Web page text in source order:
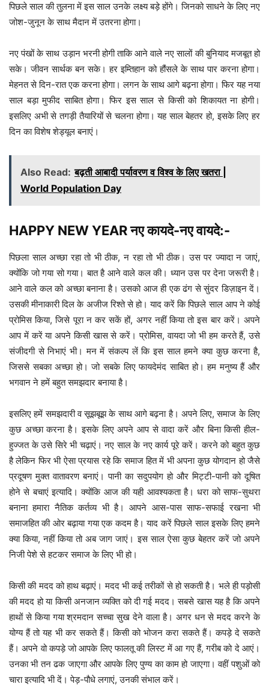
पिछले साल की तुलना में इस साल उनके लक्ष्य बड़े होंगे। जिनको साधने के लिए नए
जोश-जुनून के साथ मैदान में उतरना होगा।
नए पंखों के साथ उड़ान भरनी होगी ताकि आने वाले नए सालों की बुनियाद मजबूत हो
सके। जीवन सार्थक बन सके। हर इम्तिहान को हौंसले के साथ पार करना होगा।
मेहनत से दिन-रात एक करना होगा। लगन के साथ आगे बढ़ना होगा। फिर यह नया
साल बड़ा मुफीद साबित होगा। फिर इस साल से किसी को शिकायत ना होगी।
इसलिए अभी से तगड़ी तैयारियों से चलना होगा। यह साल बेहतर हो, इसके लिए हर
दिन का विशेष शेड्यूल बनाएं।
Also Read: बढ़ती आबादी पर्यावरण व विश्व के लिए खतरा |
World Population Day
HAPPY NEW YEAR नए कायदे-नए वायदे:-
पिछला साल अच्छा रहा तो भी ठीक, न रहा तो भी ठीक। उस पर ज्यादा न जाएं,
क्योंकि जो गया सो गया। बात है आने वाले कल की। ध्यान उस पर देना जरूरी है।
आने वाले कल को अच्छा बनाना है। उसको आज ही एक ढंग से सुंदर डिज़ाइन दें।
उसकी मीनाकारी दिल के अजीज रिश्ते से हो। याद करें कि पिछले साल आप ने कोई
प्रोमिस किया, जिसे पूरा न कर सकें हों, अगर नहीं किया तो इस बार करें। अपने
आप में करें या अपने किसी खास से करें। प्रोमिस, वायदा जो भी हम करते हैं, उसे
संजीदगी से निभाएं भी। मन में संकल्प लें कि इस साल हमने क्या कुछ करना है,
जिससे सबका अच्छा हो। जो सबके लिए फायदेमंद साबित हो। हम मनुष्य हैं और
भगवान ने हमें बहुत समझदार बनाया है।
इसलिए हमें समझदारी व सूझबूझ के साथ आगे बढ़ना है। अपने लिए, समाज के लिए
कुछ अच्छा करना है। इसके लिए अपने आप से वादा करें और बिना किसी हील-
हुज्जत के उसे सिरे भी चढ़ाएं। नए साल के नए कार्य पूरे करें। करने को बहुत कुछ
है लेकिन फिर भी ऐसा प्रयास रहे कि समाज हित में भी अपना कुछ योगदान हो जैसे
प्रदूषण मुक्त वातावरण बनाएं। पानी का सदुपयोग हो और मिट्टी-पानी को दूषित
होने से बचाएं इत्यादि। क्योंकि आज की यही आवश्यकता है। धरा को साफ-सुथरा
बनाना हमारा नैतिक कर्तव्य भी है। आपने आस-पास साफ-सफाई रखना भी
समाजहित की ओर बढ़ाया गया एक कदम है। याद करें पिछले साल इसके लिए हमने
क्या किया, नहीं किया तो अब जाग जाएं। इस साल ऐसा कुछ बेहतर करें जो अपने
निजी पेशे से हटकर समाज के लिए भी हो।
किसी की मदद को हाथ बढ़ाएं। मदद भी कई तरीकों से हो सकती है। भले ही पड़ोसी
की मदद हो या किसी अनजान व्यक्ति को दी गई मदद। सबसे खास यह है कि अपने
हाथों से किया गया श्रमदान सच्चा सुख देने वाला है। अगर धन से मदद करने के
योग्य हैं तो यह भी कर सकते हैं। किसी को भोजन करा सकते हैं। कपड़े दे सकते
हैं। अपने वो कपड़े जो आपके लिए फालतू की लिस्ट में आ गए हैं, गरीब को दे आएं।
उनका भी तन ढक जाएगा और आपके लिए पुण्य का काम हो जाएगा। वहीं पशुओं को
चारा इत्यादि भी दें। पेड़-पौधे लगाएं, उनकी संभाल करें।